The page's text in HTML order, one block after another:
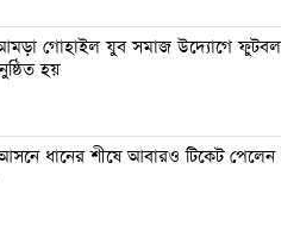
আমড়া গোহাইল যুব সমাজ উদ্যোগে ফুটবল
হয়
ধানের শীষে আবারও টিকেট পেলেন